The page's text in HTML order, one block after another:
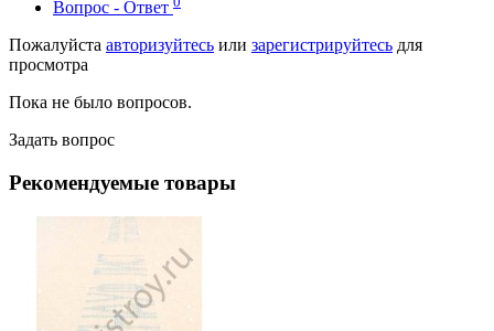
Вопрос - Ответ
Пожалуйста авторизуйтесь или зарегистрируйтесь для
просмотра
Пока не было вопросов.
Задать вопрос
Рекомендуемые товары